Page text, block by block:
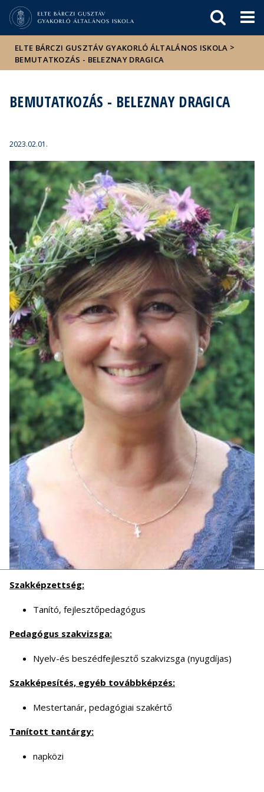
Események
sajtóban
ELTE BÁRCZI GUSZTÁV GYAKORLÓ ÁLTALÁNOS ISKOLA >
BEMUTATKOZÁS - BELEZNAY DRAGICA
BEMUTATKOZÁS - BELEZNAY DRAGICA
2023.02.01.
Szakképzettség:
Tanító, fejlesztőpedagógus
Pedagógus szakvizsga:
Nyelv-és beszédfejlesztő szakvizsga (nyugdíjas)
Szakképesítés, egyéb továbbképzés:
Mestertanár, pedagógiai szakértő
Tanított tantárgy:
napközi